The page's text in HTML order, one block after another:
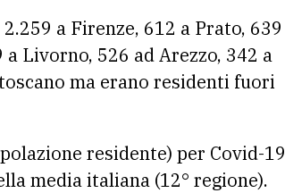
a Firenze, 612 a Prato, 639
a Livorno, 526 ad Arezzo, 342 a
ma erano residenti fuori
residente) per Covid-19
media italiana (12° regione).